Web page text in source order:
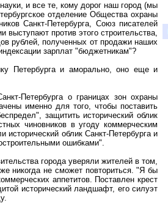
и все те, кому дорог наш город (мы
отделение Общества охраны
Санкт-Петербурга, Союз писателей
выступают против этого строительства,
рублей, полученных от продажи наших
зарплат "бюджетникам"?
Петербурга и аморально, оно еще и
Петербурга о границах зон охраны
именно для того, чтобы поставить
защитить исторический облик
чиновников в угоду коммерческим
облик Санкт-Петербурга и
ошибками".
города уверяли жителей в том,
никогда не сможет повториться. "Я бы
аппетитов. Поставлен крест
исторический ландшафт, его силуэт